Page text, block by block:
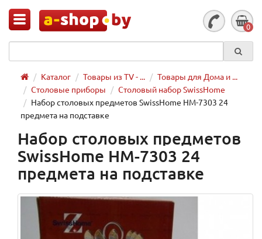
0
Каталог Товары из TV - ...
Товары для Дома и ...
Столовые приборы
Столовый набор SwissHome
Набор столовых предметов SwissHome HM-7303 24
предмета на подставке
Набор столовых предметов
SwissHome HM-7303 24
предмета на подставке